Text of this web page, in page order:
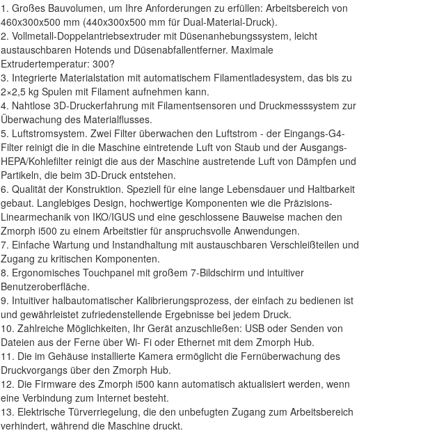
1. Großes Bauvolumen, um Ihre Anforderungen zu erfüllen: Arbeitsbereich von
460x300x500 mm (440x300x500 mm für Dual-Material-Druck).
2. Vollmetall-Doppelantriebsextruder mit Düsenanhebungssystem, leicht
austauschbaren Hotends und Düsenabfallentferner. Maximale
Extrudertemperatur: 300?
3. Integrierte Materialstation mit automatischem Filamentladesystem, das bis zu
2×2,5 kg Spulen mit Filament aufnehmen kann.
4. Nahtlose 3D-Druckerfahrung mit Filamentsensoren und Druckmesssystem zur
Überwachung des Materialflusses.
5. Luftstromsystem. Zwei Filter überwachen den Luftstrom - der Eingangs-G4-
Filter reinigt die in die Maschine eintretende Luft von Staub und der Ausgangs-
HEPA/Kohlefilter reinigt die aus der Maschine austretende Luft von Dämpfen und
Partikeln, die beim 3D-Druck entstehen.
6. Qualität der Konstruktion. Speziell für eine lange Lebensdauer und Haltbarkeit
gebaut. Langlebiges Design, hochwertige Komponenten wie die Präzisions-
Linearmechanik von IKO/IGUS und eine geschlossene Bauweise machen den
Zmorph i500 zu einem Arbeitstier für anspruchsvolle Anwendungen.
7. Einfache Wartung und Instandhaltung mit austauschbaren Verschleißteilen und
Zugang zu kritischen Komponenten.
8. Ergonomisches Touchpanel mit großem 7-Bildschirm und intuitiver
Benutzeroberfläche.
9. Intuitiver halbautomatischer Kalibrierungsprozess, der einfach zu bedienen ist
und gewährleistet zufriedenstellende Ergebnisse bei jedem Druck.
10. Zahlreiche Möglichkeiten, Ihr Gerät anzuschließen: USB oder Senden von
Dateien aus der Ferne über Wi- Fi oder Ethernet mit dem Zmorph Hub.
11. Die im Gehäuse installierte Kamera ermöglicht die Fernüberwachung des
Druckvorgangs über den Zmorph Hub.
12. Die Firmware des Zmorph i500 kann automatisch aktualisiert werden, wenn
eine Verbindung zum Internet besteht.
13. Elektrische Türverriegelung, die den unbefugten Zugang zum Arbeitsbereich
verhindert, während die Maschine druckt.